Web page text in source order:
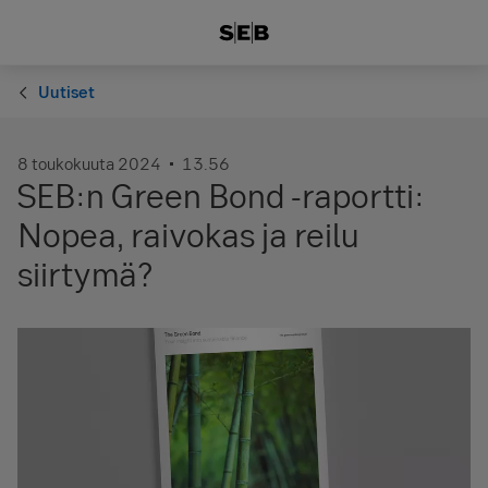
Uutiset
8 toukokuuta 2024 13.56
SEB:n Green Bond -raportti:
Nopea, raivokas ja reilu
siirtymä?